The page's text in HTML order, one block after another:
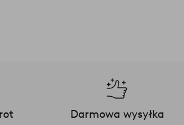
Darmowa wysyłka